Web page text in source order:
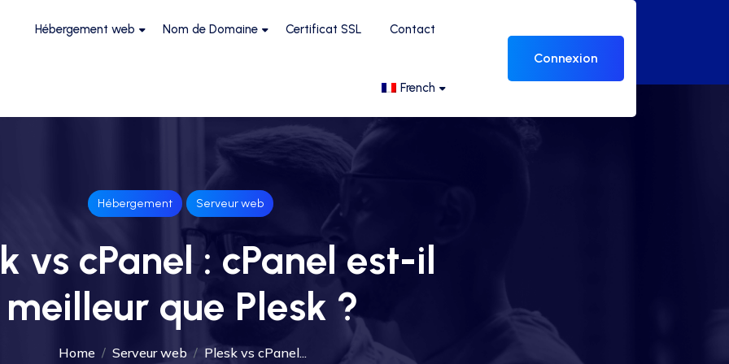
Hébergement web Nom de Domaine Certificat SSL Contact
French
Connexion
Hébergement Serveur web
vs cPanel : cPanel est-il
meilleur que Plesk ?
Home Serveur web Plesk vs cPanel...